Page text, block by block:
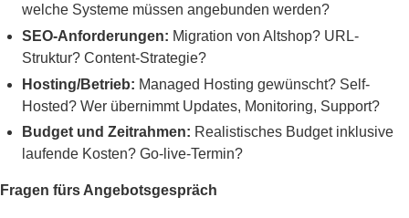
welche Systeme müssen angebunden werden?
SEO-Anforderungen: Migration von Altshop? URL-
Struktur? Content-Strategie?
Hosting/Betrieb: Managed Hosting gewünscht? Self-
Hosted? Wer übernimmt Updates, Monitoring, Support?
Budget und Zeitrahmen: Realistisches Budget inklusive
laufende Kosten? Go-live-Termin?
Fragen fürs Angebotsgespräch